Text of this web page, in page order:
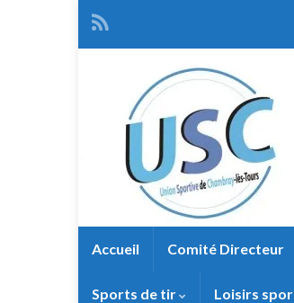
Accueil Comité Directeur
Sports de tir Loisirs